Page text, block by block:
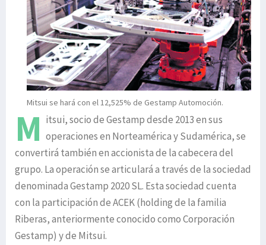
Mitsui se hará con el 12,525% de Gestamp Automoción.
M itsui, socio de Gestamp desde 2013 en sus
operaciones en Norteamérica y Sudamérica, se
convertirá también en accionista de la cabecera del
grupo. La operación se articulará a través de la sociedad
denominada Gestamp 2020 SL. Esta sociedad cuenta
con la participación de ACEK (holding de la familia
Riberas, anteriormente conocido como Corporación
Gestamp) y de Mitsui.